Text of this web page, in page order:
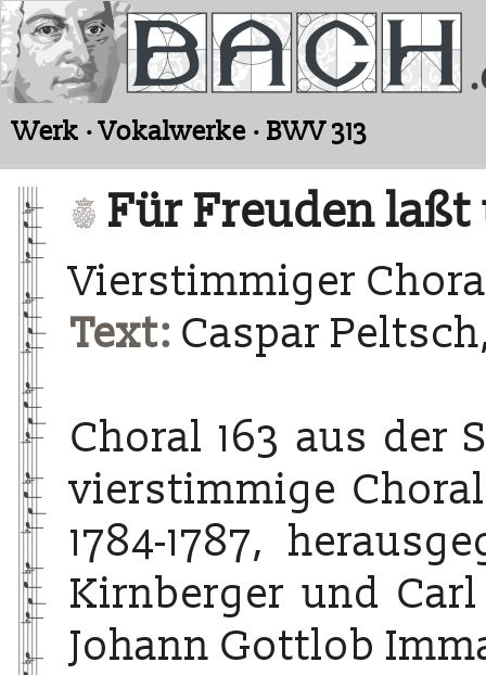
Werk · Vokalwerke · BWV 313
Für Freuden
Vierstimmiger
Text: Caspar
Choral 163 aus der
vierstimmige
1784-1787,
Kirnberger und
Johann Gottlob